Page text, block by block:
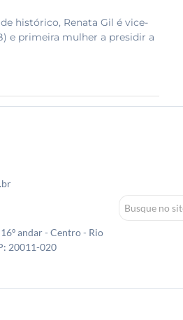
histórico, Renata Gil é vice-
e primeira mulher a presidir a
andar - Centro - Rio
20011-020